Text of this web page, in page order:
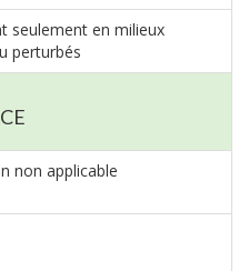
seulement en milieux
perturbés
non applicable